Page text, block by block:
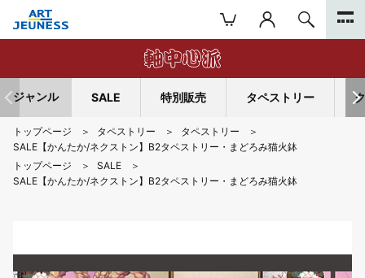
ジャンル SALE 特別販売 タペストリー
トップページ タペストリー
タペストリー
SALE【かんたか/ネクストン】B2タペストリー・まどろみ猫火鉢
トップページ
SALE
SALE【かんたか/ネクストン】B2タペストリー・まどろみ猫火鉢